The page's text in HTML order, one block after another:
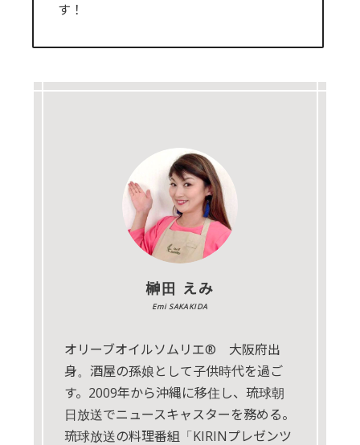
す！
榊田 えみ
Emi SAKAKIDA
オリーブオイルソムリエ® 大阪府出
身。酒屋の孫娘として子供時代を過ご
す。2009年から沖縄に移住し、琉球朝
日放送でニュースキャスターを務める。
琉球放送の料理番組「KIRINプレゼンツ